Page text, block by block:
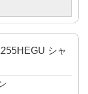
シャ